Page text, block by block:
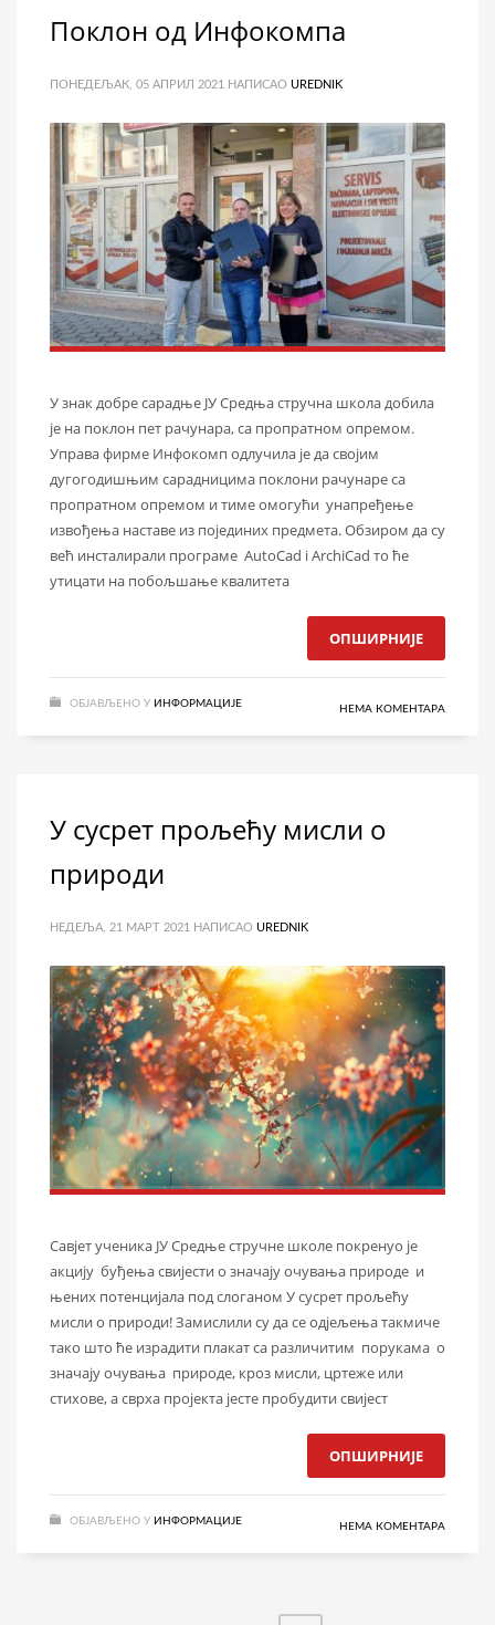
Поклон од Инфокомпа
ПОНЕДЕЉАК, 05 АПРИЛ 2021 НАПИСАО UREDNIK
У знак добре сарадње ЈУ Средња стручна школа добила
је на поклон пет рачунара, са пропратном опремом.
Управа фирме Инфокомп одлучила је да својим
дугогодишњим сарадницима поклони рачунаре са
пропратном опремом и тиме омогући унапређење
извођења наставе из појединих предмета. Обзиром да су
већ инсталирали програме AutoCad i ArchiCad то ће
утицати на побољшање квалитета
ОПШИРНИЈЕ
ОБЈАВЉЕНО У ИНФОРМАЦИЈЕ НЕМА КОМЕНТАРА
У сусрет прољећу мисли о
природи
НЕДЕЉА, 21 МАРТ 2021 НАПИСАО UREDNIK
Савјет ученика ЈУ Средње стручне школе покренуо је
акцију буђења свијести о значају очувања природе и
њених потенцијала под слоганом У сусрет прољећу
мисли о природи! Замислили су да се одјељења такмиче
тако што ће израдити плакат са различитим порукама о
значају очувања природе, кроз мисли, цртеже или
стихове, а сврха пројекта јесте пробудити свијест
ОПШИРНИЈЕ
ОБЈАВЉЕНО У ИНФОРМАЦИЈЕ НЕМА КОМЕНТАРА